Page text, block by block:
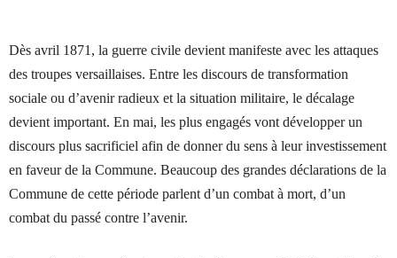
Dès avril 1871, la guerre civile devient manifeste avec les attaques
des troupes versaillaises. Entre les discours de transformation
sociale ou d’avenir radieux et la situation militaire, le décalage
devient important. En mai, les plus engagés vont développer un
discours plus sacrificiel afin de donner du sens à leur investissement
en faveur de la Commune. Beaucoup des grandes déclarations de la
Commune de cette période parlent d’un combat à mort, d’un
combat du passé contre l’avenir.